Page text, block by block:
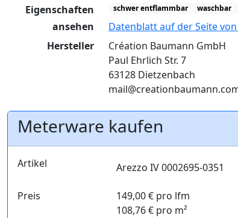
Eigenschaften schwer entflammbar waschbar
ansehen
Datenblatt auf der Seite
Hersteller
Création Baumann GmbH
Paul Ehrlich Str. 7
63128 Dietzenbach
Meterware kaufen
Artikel Arezzo IV 0002695-0351
Preis
149,00 € pro lfm
108,76 € pro m²